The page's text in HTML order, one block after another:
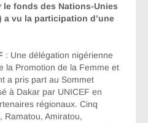
le fonds des Nations-Unies
a vu la participation d’une
: Une délégation nigérienne
la Promotion de la Femme et
a pris part au Sommet
à Dakar par UNICEF en
régionaux. Cinq
Ramatou, Amiratou,